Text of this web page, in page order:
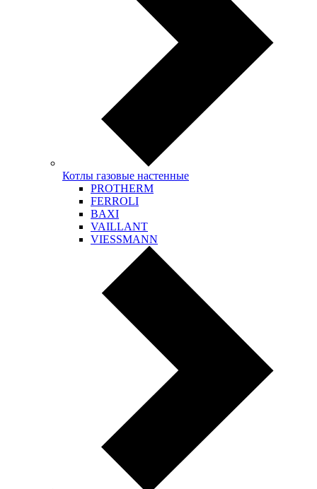
Котлы газовые настенные
PROTHERM
FERROLI
BAXI
VAILLANT
VIESSMANN